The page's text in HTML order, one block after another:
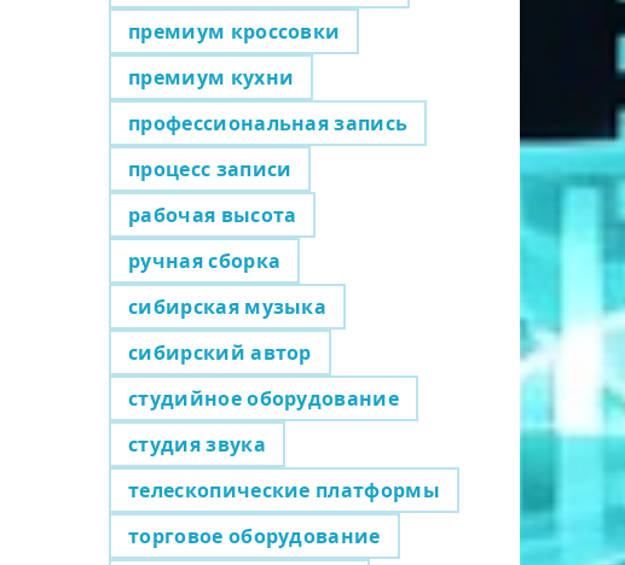
премиум кроссовки
премиум кухни
профессиональная запись
процесс записи
рабочая высота
ручная сборка
сибирская музыка
сибирский автор
студийное оборудование
студия звука
телескопические платформы
торговое оборудование